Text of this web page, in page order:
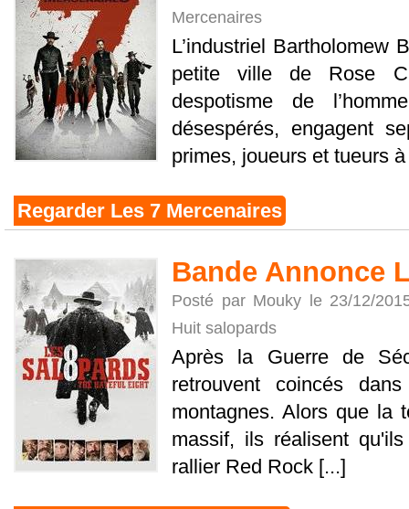
Mercenaires
L’industriel Bartholomew
petite ville de Rose
despotisme de
désespérés, engagent
primes, joueurs et tueurs
Regarder Les 7 Mercenaires
Bande Annonce
Posté par Mouky le 23/12/
Huit salopards
Après la Guerre de
retrouvent coincés
montagnes. Alors que la
massif, ils réalisent
rallier Red Rock [...]